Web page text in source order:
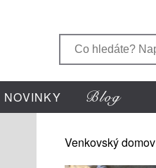
NOVINKY
Venkovský domov